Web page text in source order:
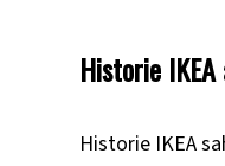
Historie
Historie IKEA